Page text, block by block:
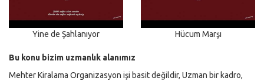
Yine de Şahlanıyor Hücum Marşı
Bu konu bizim uzmanlık alanımız
Mehter Kiralama Organizasyon işi basit değildir, Uzman bir kadro,